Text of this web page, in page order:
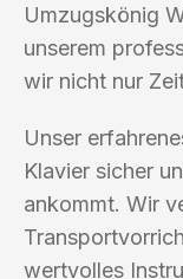
Umzugskönig
unserem
wir nicht nur
Unser
Klavier sicher
ankommt. Wir
wertvolles